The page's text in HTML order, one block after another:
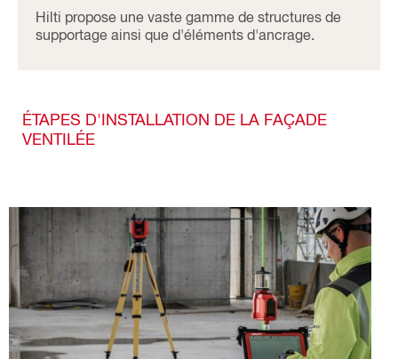
Hilti propose une vaste gamme de structures de
supportage ainsi que d'éléments d'ancrage.
ÉTAPES D'INSTALLATION DE LA FAÇADE
VENTILÉE